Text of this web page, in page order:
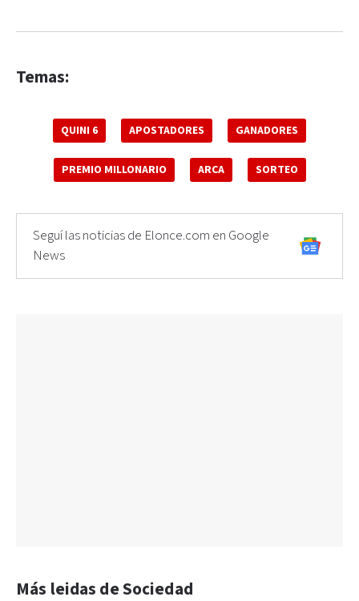
Temas:
QUINI 6 APOSTADORES GANADORES
PREMIO MILLONARIO ARCA SORTEO
Seguí las noticias de Elonce.com en Google
News
Más leidas de Sociedad